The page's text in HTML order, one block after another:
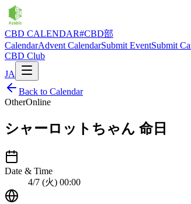
CBD CALENDAR#CBD部
CalendarAdvent CalendarSubmit EventSubmit
CBD Club
JA
Back to Calendar
OtherOnline
シャーロットちゃん 命日
Date & Time
4/7 (火) 00:00